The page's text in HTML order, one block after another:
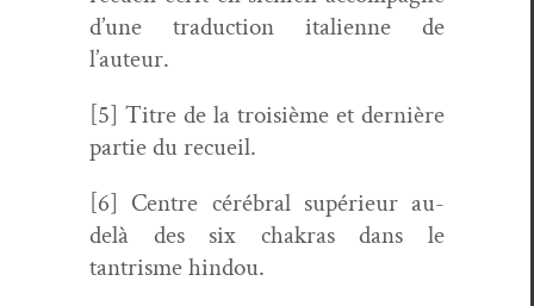
d’une tra­duc­tion ital­i­enne de
l’auteur.
[5] Titre de la troisième et dernière
par­tie du recueil.
[6] Cen­tre cérébral supérieur au-
delà des six chakras dans le
tantrisme hindou.